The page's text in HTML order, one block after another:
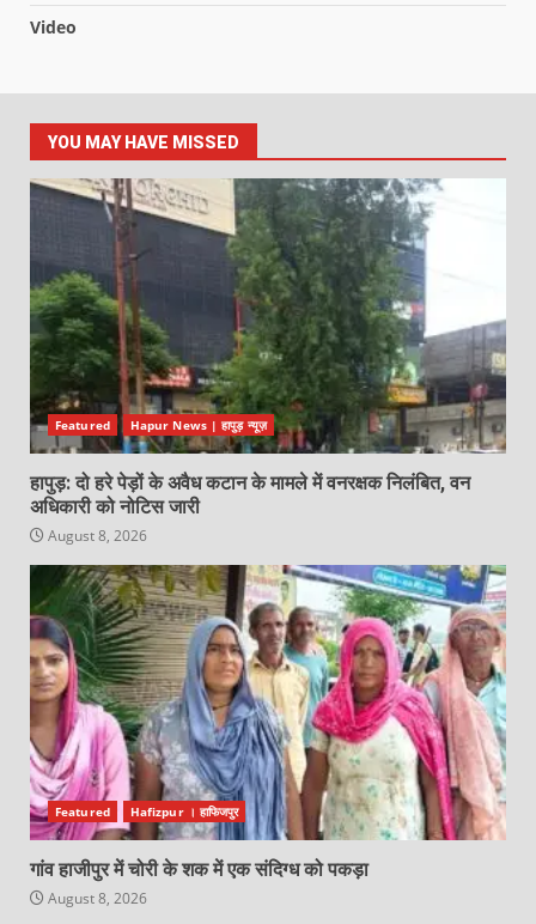
Video
YOU MAY HAVE MISSED
Featured Hapur News | हापुड़ न्यूज़
हापुड़: दो हरे पेड़ों के अवैध कटान के मामले में वनरक्षक निलंबित, वन
अधिकारी को नोटिस जारी
August 8, 2026
Featured Hafizpur । हाफिजपुर
गांव हाजीपुर में चोरी के शक में एक संदिग्ध को पकड़ा
August 8, 2026